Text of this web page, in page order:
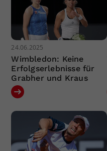
24.06.2025
Wimbledon: Keine
Erfolgserlebnisse für
Grabher und Kraus